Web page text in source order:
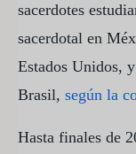
sacerdotes
sacerdotal en
Estados Unidos,
Brasil, según la
Hasta finales de